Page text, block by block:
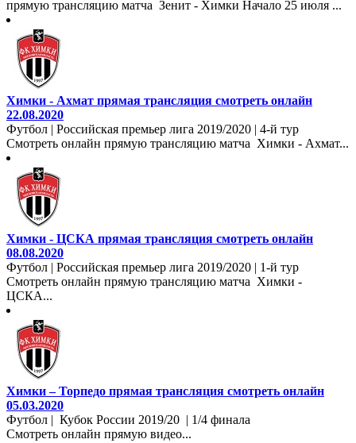
прямую трансляцию матча Зенит - Химки Начало 25 июля ...
Химки - Ахмат прямая трансляция смотреть онлайн
22.08.2020
Футбол | Российская премьер лига 2019/2020 | 4-й тур
Смотреть онлайн прямую трансляцию матча Химки - Ахмат...
Химки - ЦСКА прямая трансляция смотреть онлайн
08.08.2020
Футбол | Российская премьер лига 2019/2020 | 1-й тур
Смотреть онлайн прямую трансляцию матча Химки -
ЦСКА...
Химки – Торпедо прямая трансляция смотреть онлайн
05.03.2020
Футбол | Кубок России 2019/20 | 1/4 финала
Смотреть онлайн прямую видео...